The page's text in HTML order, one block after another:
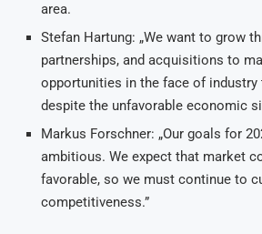
area.
Stefan Hartung: „We want to grow
partnerships, and acquisitions to
opportunities in the face of
despite the unfavorable economic
Markus Forschner: „Our goals for
ambitious. We expect that market
favorable, so we must continue to
competitiveness.”